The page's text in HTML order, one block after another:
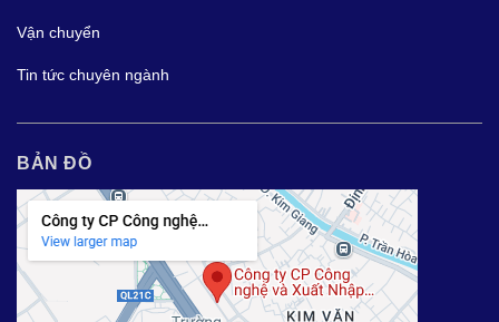
Vận chuyển
Tin tức chuyên ngành
BẢN ĐỒ